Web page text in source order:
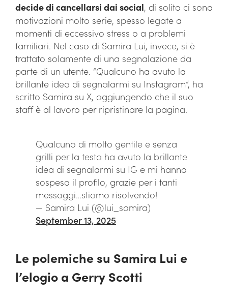
decide di cancellarsi dai social, di solito ci sono
motivazioni molto serie, spesso legate a
momenti di eccessivo stress o a problemi
familiari. Nel caso di Samira Lui, invece, si è
trattato solamente di una segnalazione da
parte di un utente. “Qualcuno ha avuto la
brillante idea di segnalarmi su Instagram”, ha
scritto Samira su X, aggiungendo che il suo
staff è al lavoro per ripristinare la pagina.
Qualcuno di molto gentile e senza
grilli per la testa ha avuto la brillante
idea di segnalarmi su IG e mi hanno
sospeso il profilo, grazie per i tanti
messaggi…stiamo risolvendo!
— Samira Lui (@lui_samira)
September 13, 2025
Le polemiche su Samira Lui e
l’elogio a Gerry Scotti